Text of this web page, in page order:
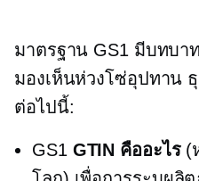
มาตรฐาน GS1 มีบทบา
มองเห็นห่วงโซ่อุปทาน
ต่อไปนี้:
GS1 GTIN คืออะไร(